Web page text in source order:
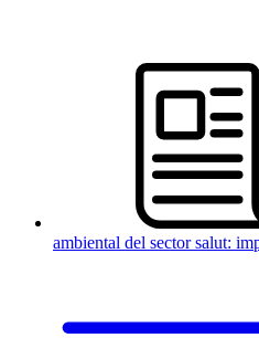
ambiental del sector salut: